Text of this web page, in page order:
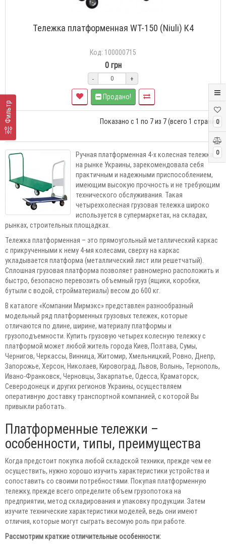
0
0
Фильтр
Тележка платформенная WT-150 (Niuli) К4
Код: 100000715
0 грн
- +
Продано!
Показано с 1 по 7 из 7 (всего 1 страниц)
Ручная платформенная 4-х колесная тележка
на рынке Украины, зарекомендовала себя
практичным и надежными приспособлением,
имеющим высокую прочность и не требующим
технического обслуживания. Такая
четырехколесная грузовая тележка широко
используется в супермаркетах, на складах,
рынках, строительных площадках.
Тележка платформенная – это прямоугольный металлический каркас
с прикрученными к нему 4-мя колесами, сверху на каркас
укладывается платформа (металлический лист или решетчатый).
Сплошная грузовая платформа позволяет равномерно расположить и
быстро, безопасно перевозить объемный груз (ящики, коробки,
бутыли с водой, стройматериалы) весом до 600 кг.
В каталоге «Компании Мирмэкс» представлен разнообразный
модельный ряд платформенных грузовых тележек, которые
отличаются по длине, ширине, материалу платформы и
грузоподъемности. Купить грузовую четырех колесную тележку с
платформой может любой житель города Киев, Полтава, Сумы,
Чернигов, Черкассы, Винница, Житомир, Хмельницкий, Ровно, Днепр,
Запорожье, Херсон, Николаев, Кировоград, Львов, Волынь, Тернополь,
Ивано-Франковск, Черновцы, Закарпатье, Одесса, Краматорск,
Северодонецк и других регионов Украины, осуществляем
оперативную доставку транспортной компанией, с которой Вы
привыкли работать.
Платформенные тележки –
особенности, типы, преимущества
Когда предстоит покупка любой складской техники, прежде чем ее
осуществить, нужно хорошо изучить характеристики устройства и
сопоставить со своими потребностями. Покупая платформенную
тележку, прежде всего определите объем грузопотока на
предприятии, метод складирования и упаковку продукции. Затем
изучите технические характеристики моделей, ведь они имеют
отличия, которые могут сыграть весомую роль при работе.
Рассмотрим краткие отличительные особенности: